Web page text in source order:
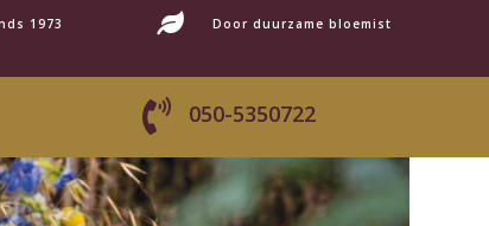
1973  Door duurzame bloemist
 050-5350722